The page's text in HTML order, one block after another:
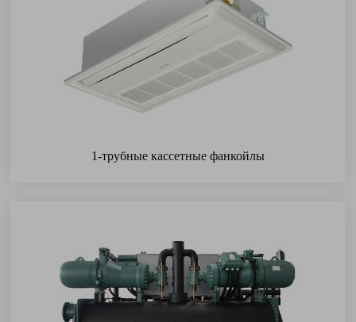
1-трубные кассетные фанкойлы